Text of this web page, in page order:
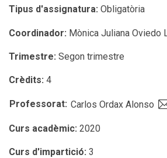
Tipus d'assignatura: Obligatòria
Coordinador: Mònica Juliana Oviedo
Trimestre: Segon trimestre
Crèdits: 4
Professorat: Carlos Ordax Alonso
Curs acadèmic: 2020
Curs d'impartició: 3